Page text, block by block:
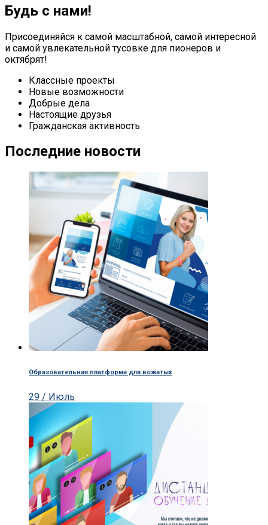
Будь с нами!
Присоединяйся к самой масштабной, самой интересной
и самой увлекательной тусовке для пионеров и
октябрят!
Классные проекты
Новые возможности
Добрые дела
Настоящие друзья
Гражданская активность
Последние новости
Образовательная платформа для вожатых
29 / Июль